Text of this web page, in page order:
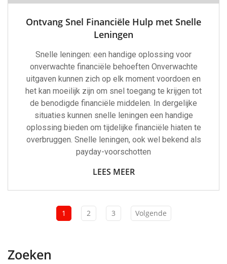
Ontvang Snel Financiële Hulp met Snelle
Leningen
Snelle leningen: een handige oplossing voor
onverwachte financiële behoeften Onverwachte
uitgaven kunnen zich op elk moment voordoen en
het kan moeilijk zijn om snel toegang te krijgen tot
de benodigde financiële middelen. In dergelijke
situaties kunnen snelle leningen een handige
oplossing bieden om tijdelijke financiële hiaten te
overbruggen. Snelle leningen, ook wel bekend als
payday-voorschotten
LEES MEER
1 2 3 Volgende
Zoeken